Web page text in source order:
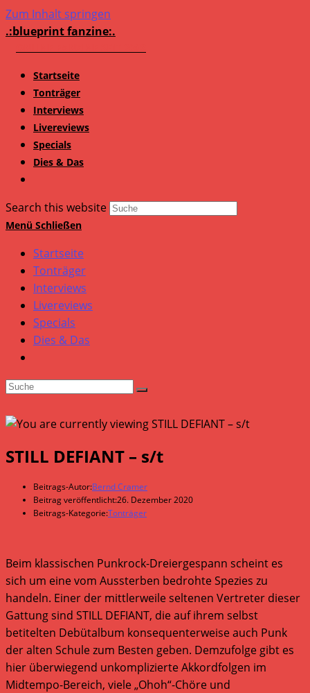
Zum Inhalt springen
.:blueprint fanzine:.
Startseite
Tonträger
Interviews
Livereviews
Specials
Dies & Das
Search this website
Menü Schließen
Startseite
Tonträger
Interviews
Livereviews
Specials
Dies & Das
STILL DEFIANT – s/t
Beitrags-Autor:Bernd Cramer
Beitrag veröffentlicht:26. Dezember 2020
Beitrags-Kategorie:Tonträger
Beim klassischen Punkrock-Dreiergespann scheint es
sich um eine vom Aussterben bedrohte Spezies zu
handeln. Einer der mittlerweile seltenen Vertreter dieser
Gattung sind STILL DEFIANT, die auf ihrem selbst
betitelten Debütalbum konsequenterweise auch Punk
der alten Schule zum Besten geben. Demzufolge gibt es
hier überwiegend unkomplizierte Akkordfolgen im
Midtempo-Bereich, viele „Ohoh“-Chöre und